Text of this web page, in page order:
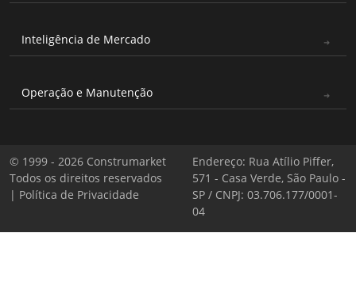
Inteligência de Mercado
Operação e Manutenção
© 1999 - 2026 Construmarket
Todos os direitos reservados
| Política de Privacidade
Endereço: Rua Atílio Piffer,
571 - Casa Verde, São Paulo -
SP / CNPJ: 03.706.177/0001-
04